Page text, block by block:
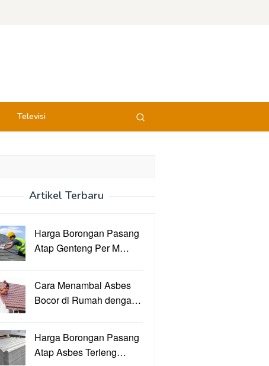
Televisi
Artikel Terbaru
Harga Borongan Pasang
Atap Genteng Per M…
Cara Menambal Asbes
Bocor di Rumah denga…
Harga Borongan Pasang
Atap Asbes Terleng…